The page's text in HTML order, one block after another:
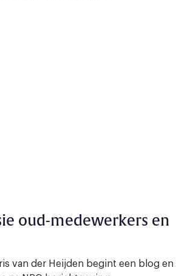
oud-medewerkers en
van der Heijden begint een blog en